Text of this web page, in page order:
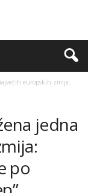
europskih zmija:
jedna
po